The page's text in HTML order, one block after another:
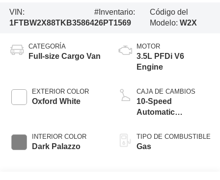
VIN:
1FTBW2X88TKB35864
#Inventario:
26PT1569
Código del
Modelo: W2X
CATEGORÍA
Full-size Cargo Van
EXTERIOR COLOR
Oxford White
INTERIOR COLOR
Dark Palazzo
MOTOR
3.5L PFDi V6
Engine
CAJA DE CAMBIOS
10-Speed
Automatic
SelectShift®
Transmission
TIPO DE COMBUSTIBLE
Gas